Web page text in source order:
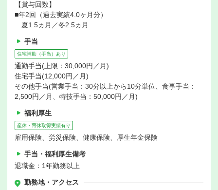
【賞与回数】
■年2回（過去実績4.0ヶ月分）
夏1.5ヵ月／冬2.5ヵ月
手当
住宅補助（手当）あり
通勤手当(上限：30,000円／月)
住宅手当(12,000円／月)
その他手当(営業手当：30分以上から10分単位、食事手当：
2,500円／月、特技手当：50,000円／月)
福利厚生
産休・育休取得実績有り
雇用保険、労災保険、健康保険、厚生年金保険
手当・福利厚生備考
退職金：1年勤務以上
勤務地・アクセス